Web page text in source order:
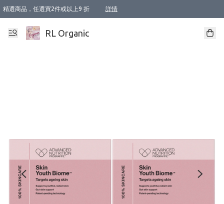
精選商品，任選買2件或以上9 折 詳情
XI周年優惠【新品自由選2件88折/3件85折】
XI周年優惠【Chakra 脈輪平衡自由選2件9折/3件85折/5件8折】
Florame 肌底自由選 2支9折 3支85折
XI周年優惠【蟲蟲退散 · 防衛結界﹞系列2件9折】
Sunki 任選2件95折
BIOFFICINA TOSCANA 任選2支9折 3支85折
Lamav 任選1件9折 2件85折
Mukti Organics 指定產品任選1件9折, 2件88折 3件85折
Intelligent Nutrients Skincare 任選2件9折
deodorant 任選2件88折
化妝品 任選2件95折
XI周年優惠【身心靈單品 任選2件9折/3件85折/5件8折】
XI周年優惠 【精油/香水 任選2件9折/3件85折/5件8折】
XI周年優惠【「關節到肌膚」全效養護 BODY OIL 組2件88折/3件85折】
XI周年優惠【夏日有機物理防曬套裝2件88折】
XI周年優惠【夏日潔面隨意選2件88折/3件85折】
XI周年優惠【逆齡奇蹟抗氧 11 自由選2件88折/3件85折/4件或以上8折】
新會員首次購物即享全單 95 折優惠！
成為VIP / VVIP 可享有生日月現金扣減獎賞優惠 !! 記得去賬户資料填上生日日期啦 !
選用順豐速運，滿$500 免運費
本地速遞 京東 送住宅/ 工商地址 $400 免運費
澳門訂單選用順豐速運，滿$800 免運費
RL Organic